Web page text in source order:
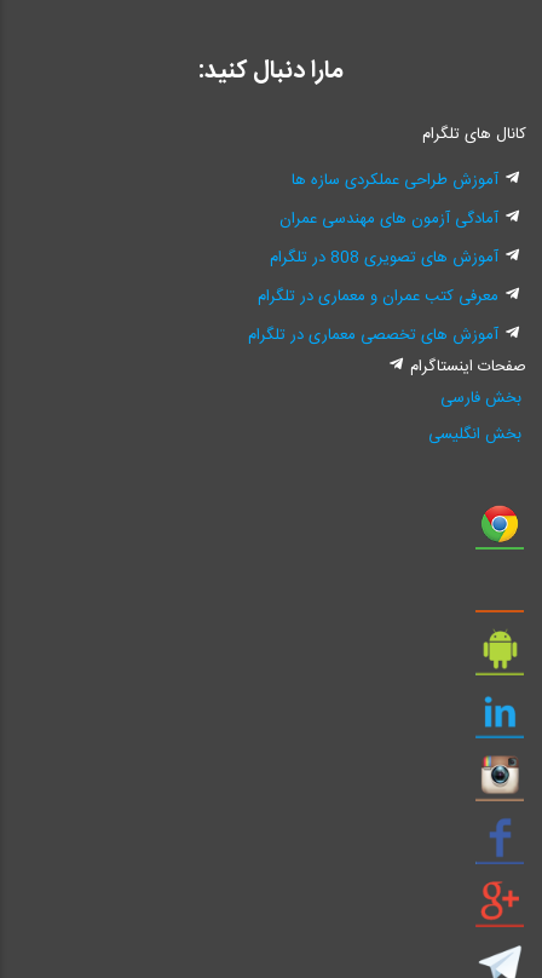
مارا دنبال کنید:
کانال های تلگرام
آموزش طراحی عملکردی سازه ها
آمادگی آزمون های مهندسی عمران
آموزش های تصویری 808 در تلگرام
معرفی کتب عمران و معماری در تلگرام
آموزش های تخصصی معماری در تلگرام
صفحات اینستاگرام
بخش فارسی
بخش انگلیسی